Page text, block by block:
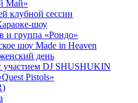
Май»
клубной сессии
шоу
и группа «Рондо»
шоу Made in Heaven
день
DJ SHUSHUKIN
Pistols»